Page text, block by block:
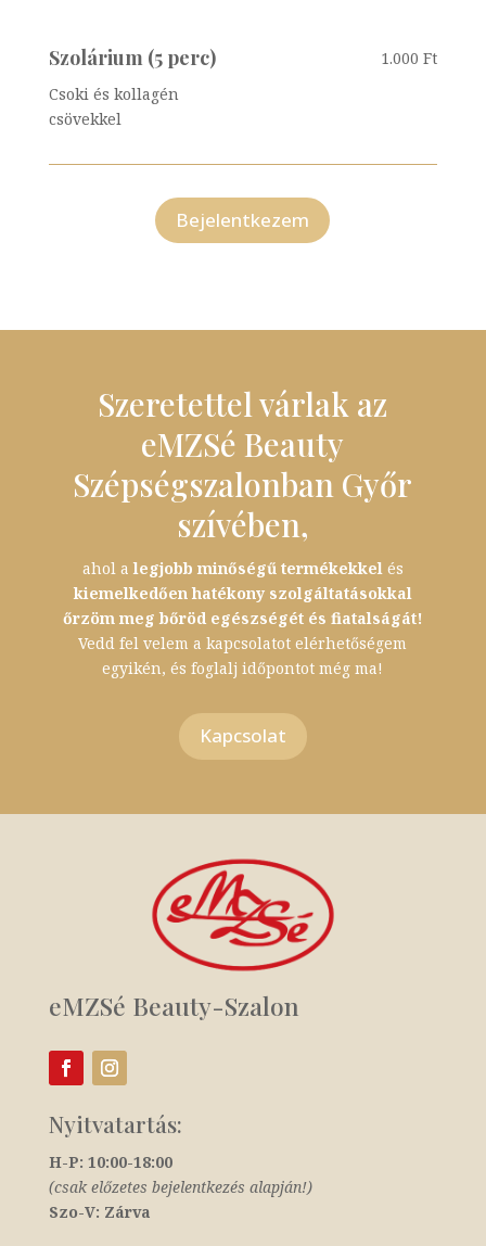
Szolárium (5 perc)
Csoki és kollagén
csövekkel
1.000 Ft
Bejelentkezem
Szeretettel várlak az
eMZSé Beauty
Szépségszalonban Győr
szívében,
ahol a legjobb minőségű termékekkelés
kiemelkedően hatékony szolgáltatásokkal
őrzöm meg bőröd egészségét és fiatalságát!
Vedd fel velem a kapcsolatot elérhetőségem
egyikén, és foglalj időpontot még ma!
Kapcsolat
eMZSé Beauty-Szalon
Nyitvatartás:
H-P: 10:00-18:00
(csak előzetes bejelentkezés alapján!)
Szo-V: Zárva